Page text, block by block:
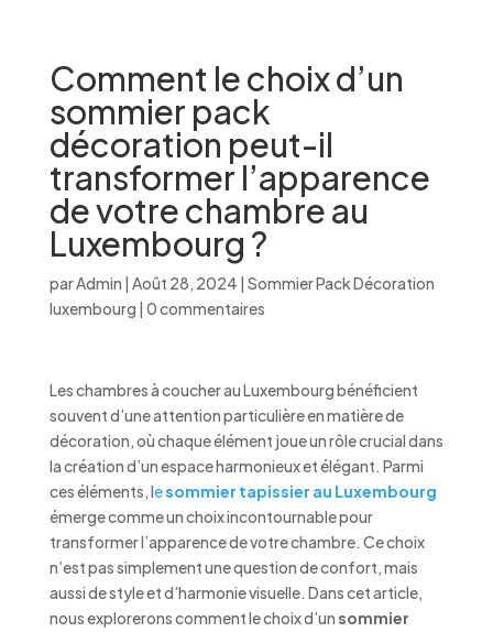
Comment le choix d’un
sommier pack
décoration peut-il
transformer l’apparence
de votre chambre au
Luxembourg ?
parAdmin | Août 28, 2024 | Sommier Pack Décoration
luxembourg | 0 commentaires
Les chambres à coucher au Luxembourg bénéficient
souvent d’une attention particulière en matière de
décoration, où chaque élément joue un rôle crucial dans
la création d’un espace harmonieux et élégant. Parmi
ces éléments, lesommier tapissier au Luxembourg
émerge comme un choix incontournable pour
transformer l’apparence de votre chambre. Ce choix
n’est pas simplement une question de confort, mais
aussi de style et d’harmonie visuelle. Dans cet article,
nous explorerons comment le choix d’un sommier